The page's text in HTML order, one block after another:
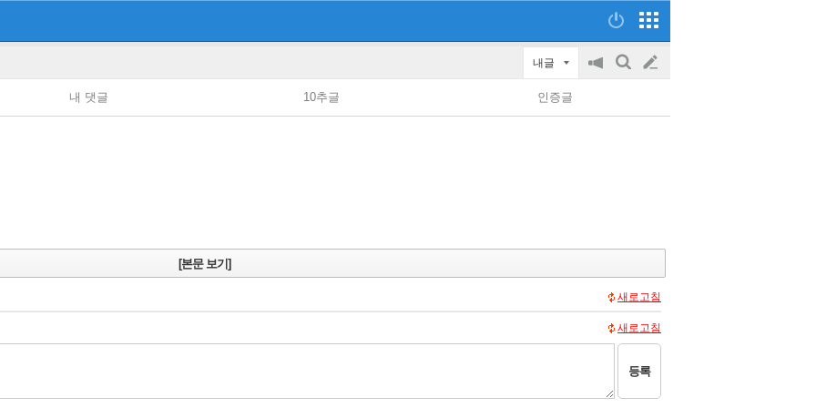
내글
공
on/off
검
글
쓰
내 댓글 10추글 인증글
[본문 보기]
새로고침
새로고침
등록